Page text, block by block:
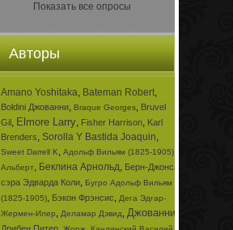
Показать все опросы
Авторы
Amano Yoshitaka, Bateman Robert,
Boldini Джованни, Braque Georges, Bruvel
Gil, Elmore Larry, Fisher Harrison, Karl
Brenders, Sorolla Y Bastida Joaquin,
Sweet Darrell K, Адольф Вильям (1825-1905)
Альберт, Беклина Арнольд, Берн-Джонса
сэра Эдварда Коли, Бугро Адольф Вильям
(1825-1905), Бэкон Фрэнсис, Дега Эдгар-
Жермен-Илер, Деламар Дэвид, Джованни